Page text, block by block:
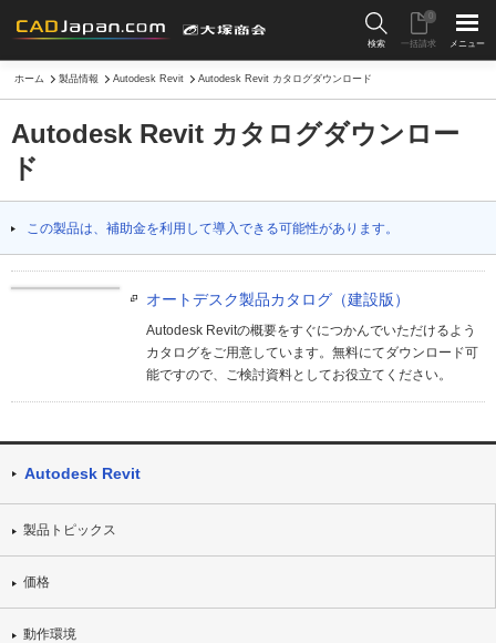
検索 一括請求
0
メニュー
ホーム 製品情報 Autodesk Revit Autodesk Revit カタログダウンロード
Autodesk Revit カタログダウンロー
ド
この製品は、補助金を利用して導入できる可能性があります。
オートデスク製品カタログ（建設版）
Autodesk Revitの概要をすぐにつかんでいただけるよう
カタログをご用意しています。無料にてダウンロード可
能ですので、ご検討資料としてお役立てください。
Autodesk Revit
製品トピックス
価格
動作環境